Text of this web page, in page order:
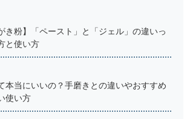
き粉】「ペースト」と「ジェル」の違いっ
と使い方
本当にいいの？手磨きとの違いやおすすめ
使い方